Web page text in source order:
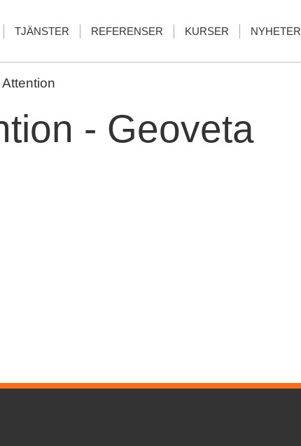
TJÄNSTER REFERENSER KURSER NYHETER
Attention
- Geoveta